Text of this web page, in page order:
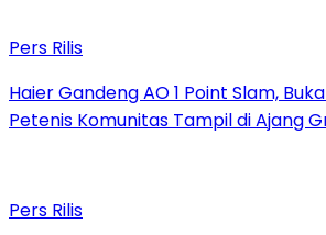
Pers Rilis
Haier Gandeng AO 1 Point Slam,
Petenis Komunitas Tampil di Ajang
Pers Rilis